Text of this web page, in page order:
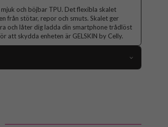
och böjbar TPU. Det flexibla skalet
från stötar, repor och smuts. Skalet ger
och låter dig ladda din smartphone trådlöst
att skydda enheten är GELSKIN by Celly.
Trådlös laddning-kompatibel